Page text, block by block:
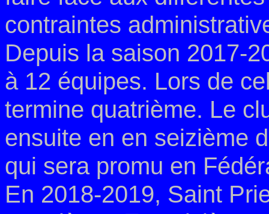
contraintes
Depuis la saison 2017-
à 12 équipes. Lors de
termine quatrième. Le
ensuite en en seizième
qui sera promu en
En 2018-2019, Saint